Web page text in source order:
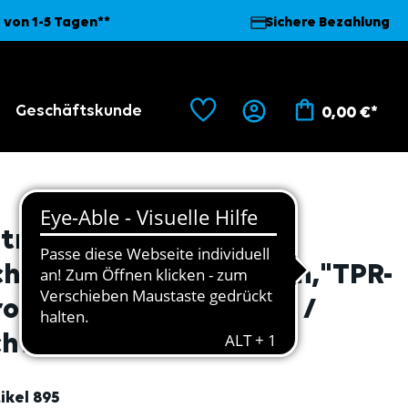
1-5 Tagen** Sichere Bezahlung
Geschäftskunde 0,00 €*
Level F, grün /
12
895